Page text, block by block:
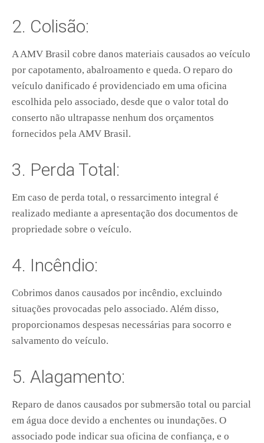
2. Colisão:
A AMV Brasil cobre danos materiais causados ao veículo
por capotamento, abalroamento e queda. O reparo do
veículo danificado é providenciado em uma oficina
escolhida pelo associado, desde que o valor total do
conserto não ultrapasse nenhum dos orçamentos
fornecidos pela AMV Brasil.
3. Perda Total:
Em caso de perda total, o ressarcimento integral é
realizado mediante a apresentação dos documentos de
propriedade sobre o veículo.
4. Incêndio:
Cobrimos danos causados por incêndio, excluindo
situações provocadas pelo associado. Além disso,
proporcionamos despesas necessárias para socorro e
salvamento do veículo.
5. Alagamento:
Reparo de danos causados por submersão total ou parcial
em água doce devido a enchentes ou inundações. O
associado pode indicar sua oficina de confiança, e o